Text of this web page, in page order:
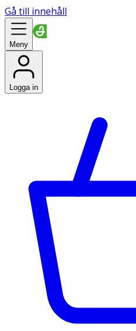
Gå till innehåll
Meny
Logga in